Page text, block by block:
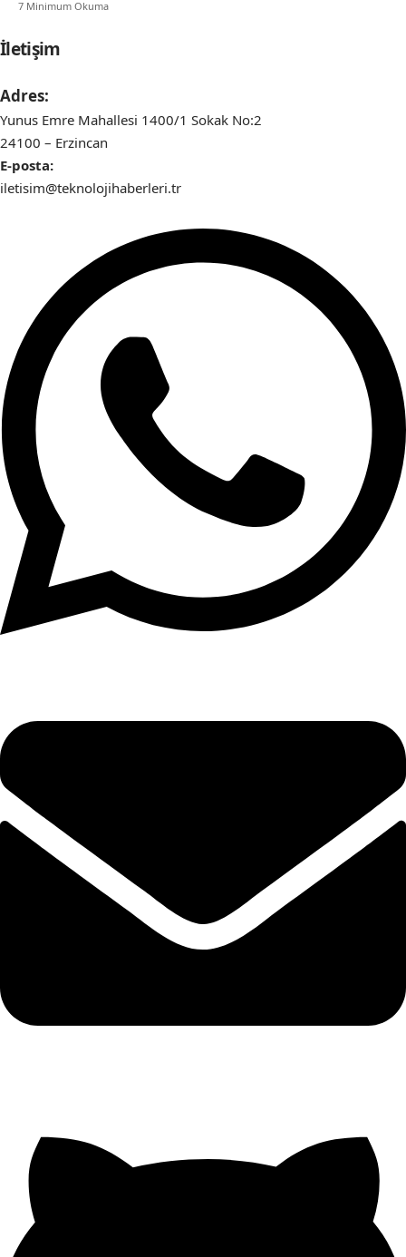
7 Minimum Okuma
İletişim
Adres:
Yunus Emre Mahallesi 1400/1 Sokak No:2
24100 – Erzincan
E-posta:
iletisim@teknolojihaberleri.tr